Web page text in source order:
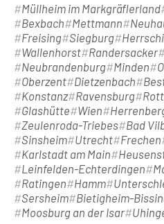
Müllheim im Markgräflerland
Bexbach
Mettmann
Freising Siegburg
Wallenhorst Randersacker
Neubrandenburg Minden
Oberzent Dietzenbach
Konstanz Ravensburg
Glashütte
Wien
Zeulenroda-Triebes Bad
Sinsheim Utrecht Frechen
Karlstadt am Main
Leinfelden-Echterdingen
Ratingen
Hamm
Sersheim Bietigheim-
Moosburg an der Isar